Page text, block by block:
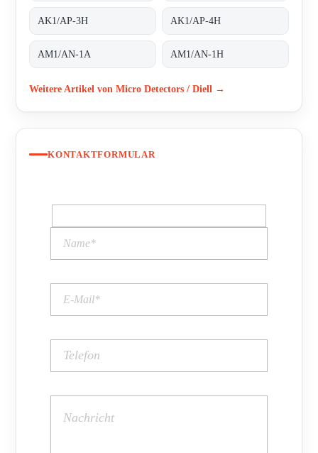
AK1/AP-3H AK1/AP-4H
AM1/AN-1A AM1/AN-1H
Weitere Artikel von Micro Detectors / Diell →
KONTAKTFORMULAR